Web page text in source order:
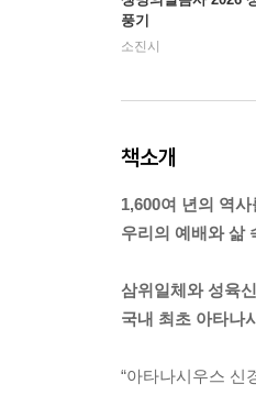
풍기
소진시
책소개
1,600여 년의 역
우리의 예배와 삶
삼위일체와 성육
국내 최초 아타나
“아타나시우스 신